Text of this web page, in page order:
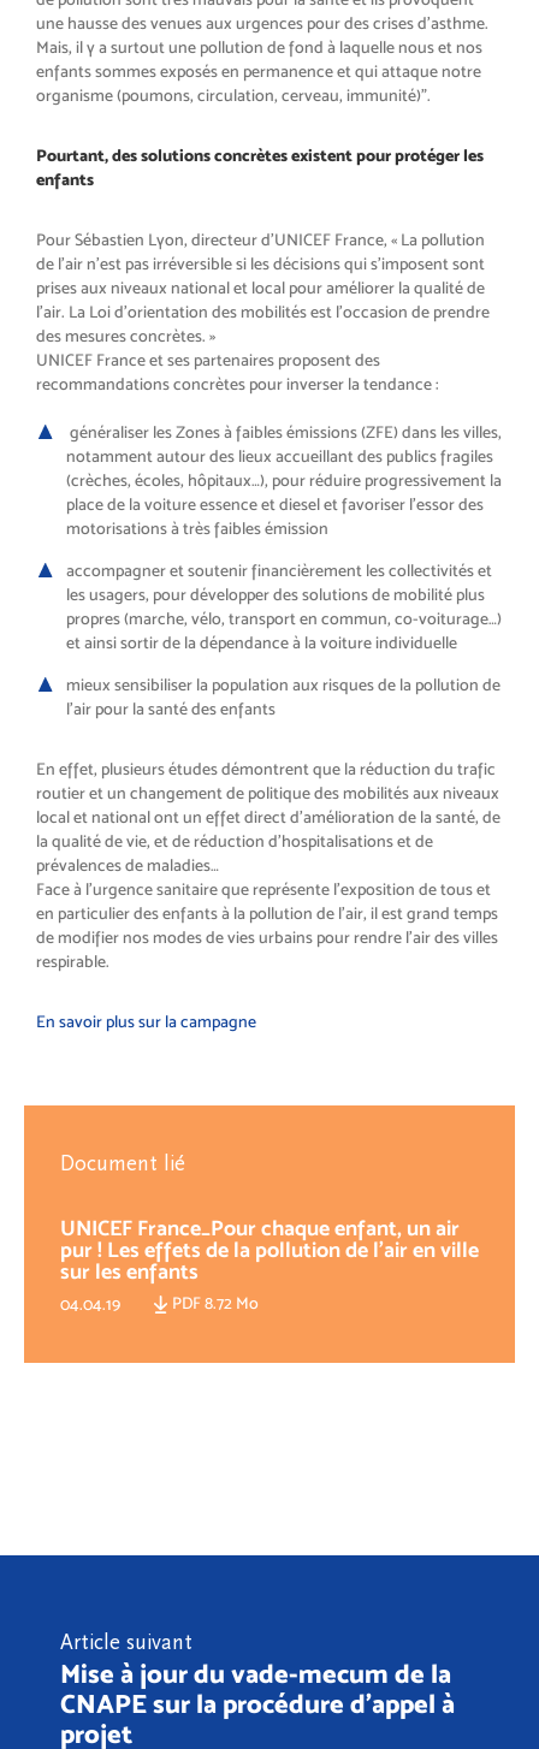
une hausse des venues aux urgences pour des crises d’asthme.
Mais, il y a surtout une pollution de fond à laquelle nous et nos
enfants sommes exposés en permanence et qui attaque notre
organisme (poumons, circulation, cerveau, immunité)”.
Pourtant, des solutions concrètes existent pour protéger les
enfants
Pour Sébastien Lyon, directeur d’UNICEF France, « La pollution
de l’air n’est pas irréversible si les décisions qui s’imposent sont
prises aux niveaux national et local pour améliorer la qualité de
l’air. La Loi d’orientation des mobilités est l’occasion de prendre
des mesures concrètes. »
UNICEF France et ses partenaires proposent des
recommandations concrètes pour inverser la tendance :
généraliser les Zones à faibles émissions (ZFE) dans les villes,
notamment autour des lieux accueillant des publics fragiles
(crèches, écoles, hôpitaux…), pour réduire progressivement la
place de la voiture essence et diesel et favoriser l’essor des
motorisations à très faibles émission
accompagner et soutenir financièrement les collectivités et
les usagers, pour développer des solutions de mobilité plus
propres (marche, vélo, transport en commun, co-voiturage…)
et ainsi sortir de la dépendance à la voiture individuelle
mieux sensibiliser la population aux risques de la pollution de
l’air pour la santé des enfants
En effet, plusieurs études démontrent que la réduction du trafic
routier et un changement de politique des mobilités aux niveaux
local et national ont un effet direct d’amélioration de la santé, de
la qualité de vie, et de réduction d’hospitalisations et de
prévalences de maladies…
Face à l’urgence sanitaire que représente l’exposition de tous et
en particulier des enfants à la pollution de l’air, il est grand temps
de modifier nos modes de vies urbains pour rendre l’air des villes
respirable.
En savoir plus sur la campagne
Document lié
UNICEF France_Pour chaque enfant, un air
pur ! Les effets de la pollution de l’air en ville
sur les enfants
04.04.19 PDF 8.72 Mo
Article suivant
Mise à jour du vade-mecum de la
CNAPE sur la procédure d'appel à
projet